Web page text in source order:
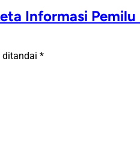
Informasi Pemilu
ditandai *